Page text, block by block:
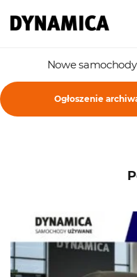
Nowe samochody
Ogłoszenie